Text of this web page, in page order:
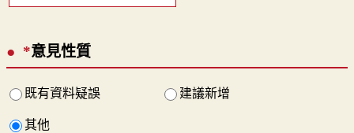
*意見性質
既有資料疑誤 建議新增
其他